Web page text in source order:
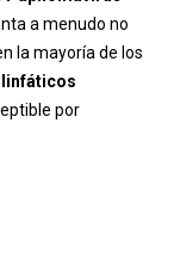
a menudo no
la mayoría de los
por